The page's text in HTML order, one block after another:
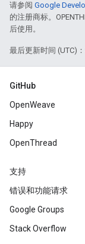
请参阅 Google
的注册商标。
后使用。
最后更新时间 (UTC)：
GitHub
OpenWeave
Happy
OpenThread
支持
错误和功能请求
Google Groups
Stack Overflow